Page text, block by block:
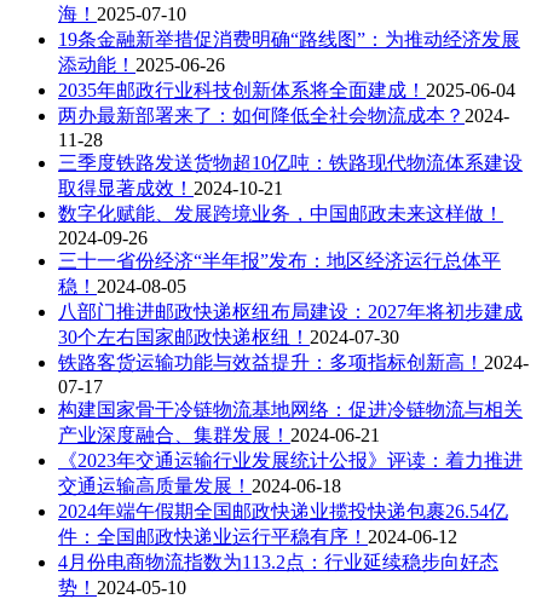
海！ 2025-07-10
19条金融新举措促消费明确“路线图”：为推动经济发展
添动能！ 2025-06-26
2035年邮政行业科技创新体系将全面建成！ 2025-06-04
两办最新部署来了：如何降低全社会物流成本？ 2024-
11-28
三季度铁路发送货物超10亿吨：铁路现代物流体系建设
取得显著成效！ 2024-10-21
数字化赋能、发展跨境业务，中国邮政未来这样做！
2024-09-26
三十一省份经济“半年报”发布：地区经济运行总体平
稳！ 2024-08-05
八部门推进邮政快递枢纽布局建设：2027年将初步建成
30个左右国家邮政快递枢纽！ 2024-07-30
铁路客货运输功能与效益提升：多项指标创新高！ 2024-
07-17
构建国家骨干冷链物流基地网络：促进冷链物流与相关
产业深度融合、集群发展！ 2024-06-21
《2023年交通运输行业发展统计公报》评读：着力推进
交通运输高质量发展！ 2024-06-18
2024年端午假期全国邮政快递业揽投快递包裹26.54亿
件：全国邮政快递业运行平稳有序！ 2024-06-12
4月份电商物流指数为113.2点：行业延续稳步向好态
势！ 2024-05-10